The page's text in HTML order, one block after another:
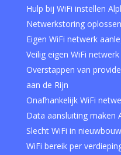
Hulp bij WiFi instellen
Netwerkstoring
Eigen WiFi netwerk
Veilig eigen WiFi
Overstappen van
aan de Rijn
Onafhankelijk WiFi
Data aansluiting maken
Slecht WiFi in
WiFi bereik per